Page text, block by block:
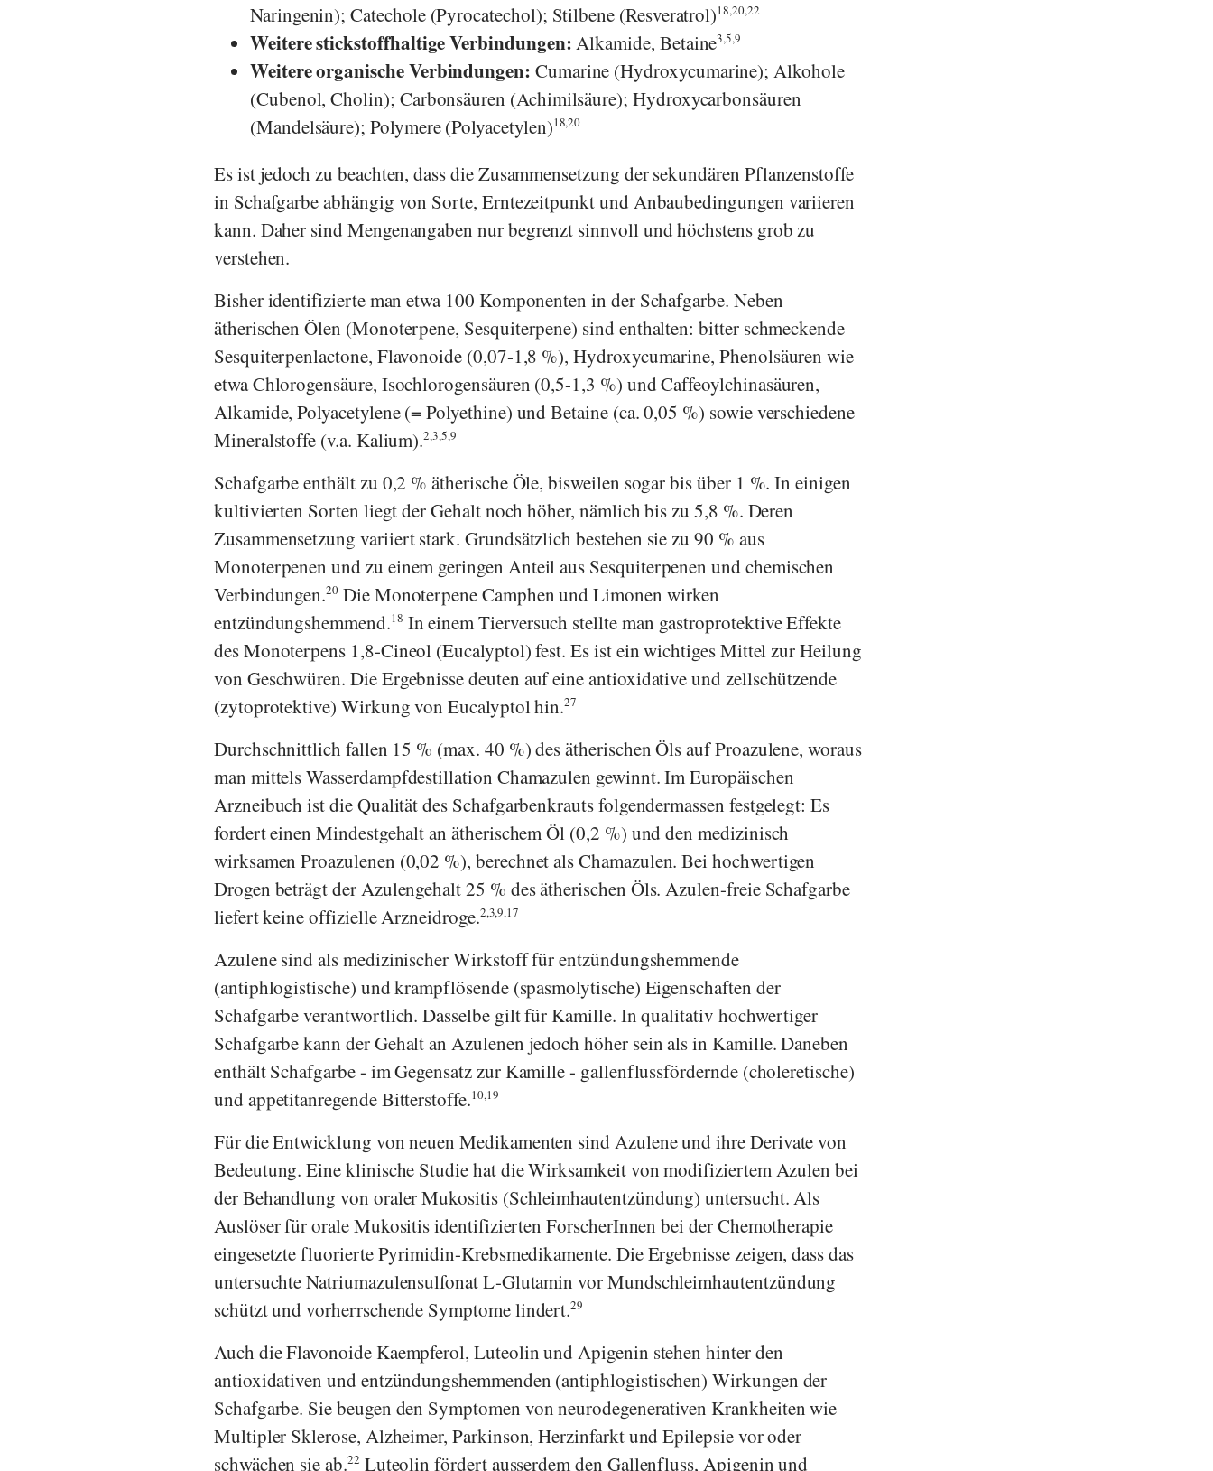
Naringenin); Catechole (Pyrocatechol); Stilbene (Resveratrol)18,20,22
Weitere stickstoffhaltige Verbindungen:Alkamide, Betaine3,5,9
Weitere organische Verbindungen: Cumarine (Hydroxycumarine); Alkohole
(Cubenol, Cholin); Carbonsäuren (Achimilsäure); Hydroxycarbonsäuren
(Mandelsäure); Polymere (Polyacetylen)18,20
Es ist jedoch zu beachten, dass die Zusammensetzung der sekundären Pflanzenstoffe
in Schafgarbe abhängig von Sorte, Erntezeitpunkt und Anbaubedingungen variieren
kann. Daher sind Mengenangaben nur begrenzt sinnvoll und höchstens grob zu
verstehen.
Bisher identifizierte man etwa 100 Komponenten in der Schafgarbe. Neben
ätherischen Ölen (Monoterpene, Sesquiterpene) sind enthalten: bitter schmeckende
Sesquiterpenlactone, Flavonoide (0,07-1,8 %), Hydroxycumarine, Phenolsäuren wie
etwa Chlorogensäure, Isochlorogensäuren (0,5-1,3 %) und Caffeoylchinasäuren,
Alkamide, Polyacetylene (= Polyethine) und Betaine (ca. 0,05 %) sowie verschiedene
Mineralstoffe (v.a. Kalium).2,3,5,9
Schafgarbe enthält zu 0,2 % ätherische Öle, bisweilen sogar bis über 1 %. In einigen
kultivierten Sorten liegt der Gehalt noch höher, nämlich bis zu 5,8 %. Deren
Zusammensetzung variiert stark. Grundsätzlich bestehen sie zu 90 % aus
Monoterpenen und zu einem geringen Anteil aus Sesquiterpenen und chemischen
Verbindungen.20 Die Monoterpene Camphen und Limonen wirken
entzündungshemmend.18 In einem Tierversuch stellte man gastroprotektive Effekte
des Monoterpens 1,8-Cineol (Eucalyptol) fest. Es ist ein wichtiges Mittel zur Heilung
von Geschwüren. Die Ergebnisse deuten auf eine antioxidative und zellschützende
(zytoprotektive) Wirkung von Eucalyptol hin.27
Durchschnittlich fallen 15 % (max. 40 %) des ätherischen Öls auf Proazulene, woraus
man mittels Wasserdampfdestillation Chamazulen gewinnt. ImEuropäischen
Arzneibuch ist die Qualität des Schafgarbenkrauts folgendermassen festgelegt: Es
fordert einen Mindestgehalt an ätherischem Öl (0,2 %) und den medizinisch
wirksamen Proazulenen (0,02 %), berechnet als Chamazulen. Bei hochwertigen
Drogen beträgt der Azulengehalt 25 % des ätherischen Öls. Azulen-freie Schafgarbe
liefert keine offizielle Arzneidroge.2,3,9,17
Azulene sind als medizinischer Wirkstoff für entzündungshemmende
(antiphlogistische) und krampflösende (spasmolytische) Eigenschaften der
Schafgarbe verantwortlich. Dasselbe gilt für Kamille. In qualitativ hochwertiger
Schafgarbe kann der Gehalt an Azulenen jedoch höher sein als in Kamille. Daneben
enthält Schafgarbe - im Gegensatz zur Kamille - gallenflussfördernde (choleretische)
und appetitanregende Bitterstoffe.10,19
Für die Entwicklung von neuen Medikamenten sind Azulene und ihre Derivate von
Bedeutung. Eine klinische Studie hat die Wirksamkeit von modifiziertem Azulen bei
der Behandlung von oraler Mukositis (Schleimhautentzündung) untersucht. Als
Auslöser für orale Mukositis identifizierten ForscherInnen bei der Chemotherapie
eingesetzte fluorierte Pyrimidin-Krebsmedikamente. Die Ergebnisse zeigen, dass das
untersuchte Natriumazulensulfonat L-Glutamin vor Mundschleimhautentzündung
schützt und vorherrschende Symptome lindert.29
Auch die Flavonoide Kaempferol, Luteolin und Apigenin stehen hinter den
antioxidativen und entzündungshemmenden (antiphlogistischen) Wirkungen der
Schafgarbe. Sie beugen den Symptomen von neurodegenerativen Krankheiten wie
Multipler Sklerose, Alzheimer, Parkinson, Herzinfarkt und Epilepsie vor oder
schwächen sie ab.22 Luteolin fördert ausserdem den Gallenfluss, Apigenin und